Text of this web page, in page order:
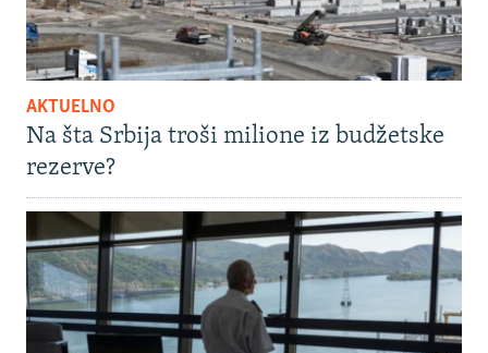
AKTUELNO
Na šta Srbija troši milione iz budžetske
rezerve?